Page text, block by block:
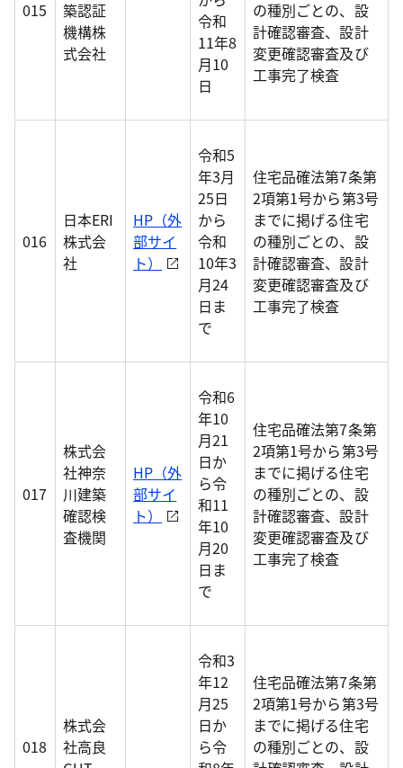
015
築認証
機構株
式会社
令和
11年8
月10
日
の種別ごとの、設
計確認審査、設計
変更確認審査及び
工事完了検査
016
日本ERI
株式会
社
HP（外
部サイ
ト）
令和5
年3月
25日
から
令和
10年3
月24
日ま
で
住宅品確法第7条第
2項第1号から第3号
までに掲げる住宅
の種別ごとの、設
計確認審査、設計
変更確認審査及び
工事完了検査
017
株式会
社神奈
川建築
確認検
査機関
HP（外
部サイ
ト）
令和6
年10
月21
日か
ら令
和11
年10
月20
日ま
で
住宅品確法第7条第
2項第1号から第3号
までに掲げる住宅
の種別ごとの、設
計確認審査、設計
変更確認審査及び
工事完了検査
018
株式会
社高良
令和3
年12
月25
日か
ら令
住宅品確法第7条第
2項第1号から第3号
までに掲げる住宅
の種別ごとの、設